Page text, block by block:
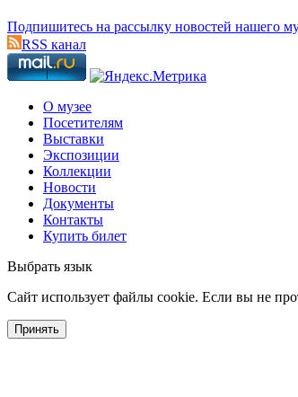
Подпишитесь на рассылку новостей нашего
RSS канал
О музее
Посетителям
Выставки
Экспозиции
Коллекции
Новости
Документы
Контакты
Купить билет
Выбрать язык
Cайт использует файлы cookie. Если вы не
Принять